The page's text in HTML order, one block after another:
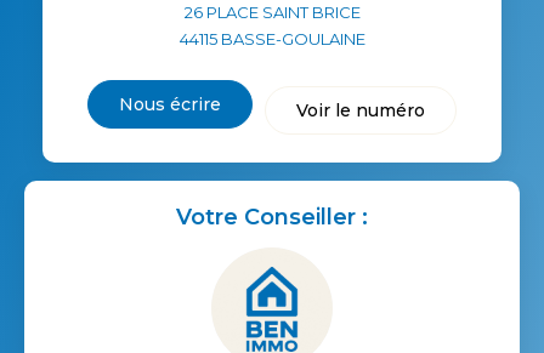
26 PLACE SAINT BRICE
44115 BASSE-GOULAINE
Nous écrire Voir le numéro
Votre Conseiller :